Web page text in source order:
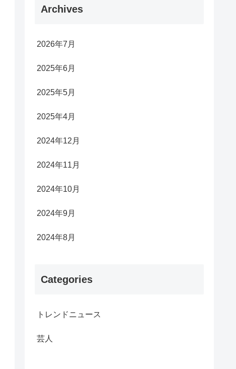
Archives
2026年7月
2025年6月
2025年5月
2025年4月
2024年12月
2024年11月
2024年10月
2024年9月
2024年8月
Categories
トレンドニュース
芸人